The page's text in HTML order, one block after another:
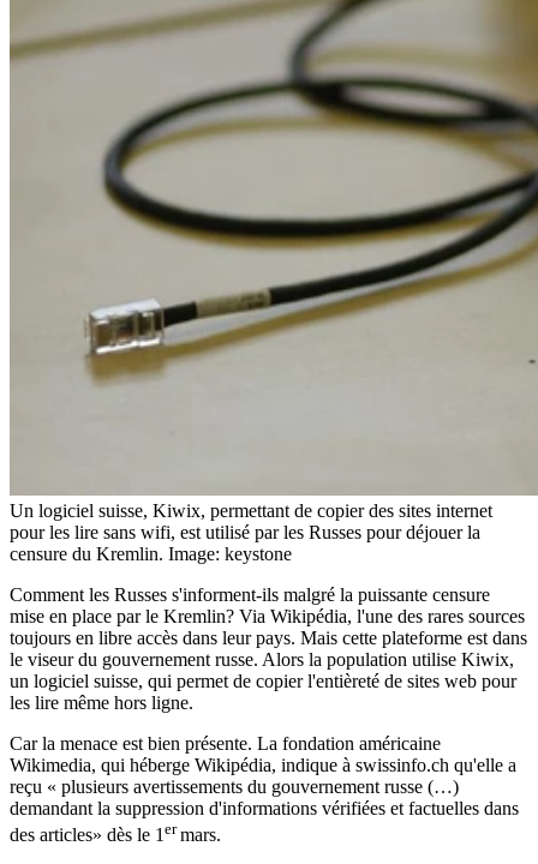
Un logiciel suisse, Kiwix, permettant de copier des sites internet
pour les lire sans wifi, est utilisé par les Russes pour déjouer la
censure du Kremlin. Image: keystone
Comment les Russes s'informent-ils malgré la puissante censure
mise en place par le Kremlin? Via Wikipédia, l'une des rares sources
toujours en libre accès dans leur pays. Mais cette plateforme est dans
le viseur du gouvernement russe. Alors la population utilise Kiwix,
un logiciel suisse, qui permet de copier l'entièreté de sites web pour
les lire même hors ligne.
Car la menace est bien présente. La fondation américaine
Wikimedia, qui héberge Wikipédia, indique à swissinfo.ch qu'elle a
reçu « plusieurs avertissements du gouvernement russe (…)
demandant la suppression d'informations vérifiées et factuelles dans
des articles» dès le 1 ermars.